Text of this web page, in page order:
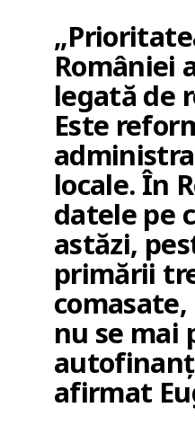
României
legată de
Este
locale. În
datele pe
astăzi,
primării
nu se mai
afirmat